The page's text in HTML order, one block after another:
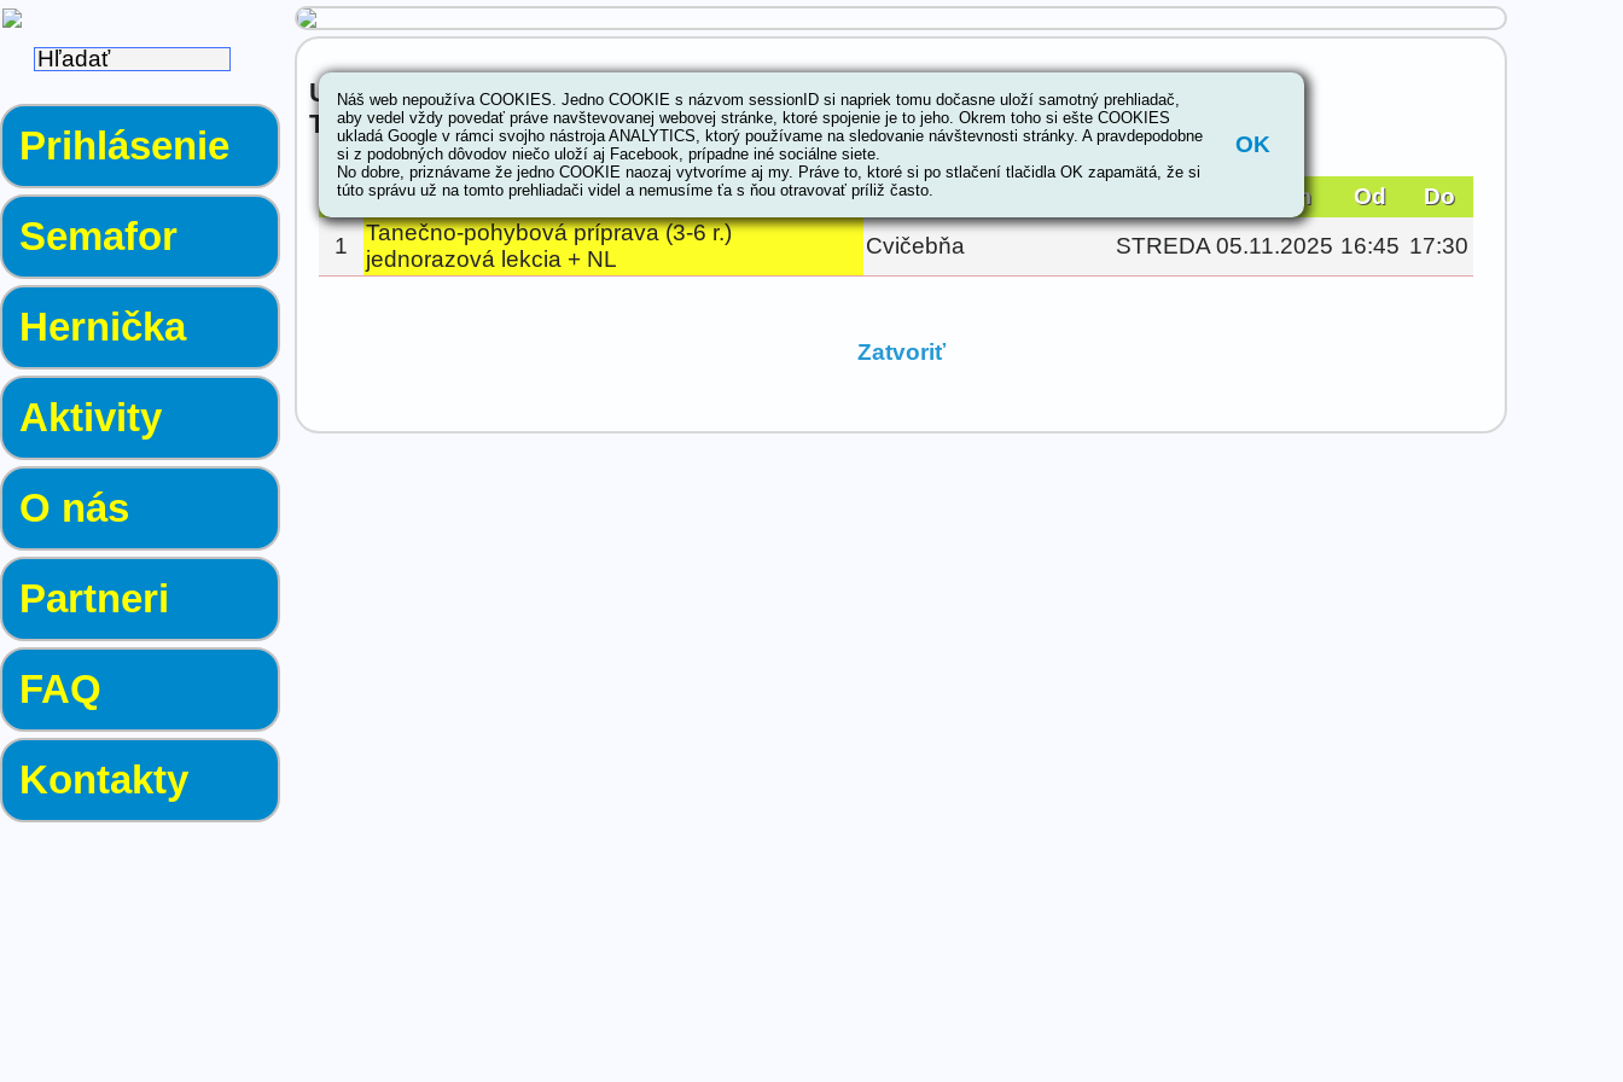
Náš web nepoužíva COOKIES. Jedno COOKIE s názvom sessionID si napriek tomu dočasne uloží samotný prehliadač,
aby vedel vždy povedať práve navštevovanej webovej stránke, ktoré spojenie je to jeho. Okrem toho si ešte COOKIES
ukladá Google v rámci svojho nástroja ANALYTICS, ktorý používame na sledovanie návštevnosti stránky. A pravdepodobne
si z podobných dôvodov niečo uloží aj Facebook, prípadne iné sociálne siete.
No dobre, priznávame že jedno COOKIE naozaj vytvoríme aj my. Práve to, ktoré si po stlačení tlačidla OK zapamätá, že si
túto správu už na tomto prehliadači videl a nemusíme ťa s ňou otravovať príliž často.
OK
Prihlásenie
Semafor
Hernička
Aktivity
O nás
Partneri
FAQ
Kontakty
Udalosti aktivity ->
Tanečno-pohybová príprava (3-6 r.) jednorazová lekcia + NL - 05.11.2025, 16:45
Text & Link Dátum Od
Do
1
Tanečno-pohybová príprava (3-6 r.)
jednorazová lekcia + NL
Cvičebňa STREDA 05.11.2025 16:45 17:30
Zatvoriť